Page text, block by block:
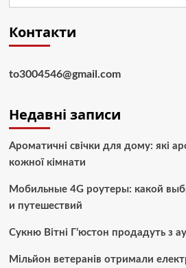
Контакти
to3004546@gmail.com
Недавні записи
Ароматичні свічки для дому: які
кожної кімнати
Мобильные 4G роутеры: какой
и путешествий
Сукню Вітні Г’юстон продадуть з
Мільйон ветеранів отримали